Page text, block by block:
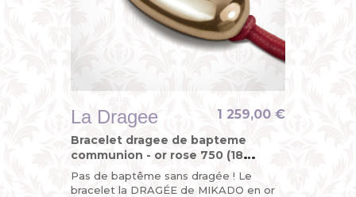
La Dragee
Bracelet dragee de bapteme
communion - or rose 750 (18
carats)
Pas de baptême sans dragée ! Le
bracelet la DRAGÉE de MIKADO en or
1 259,00 €